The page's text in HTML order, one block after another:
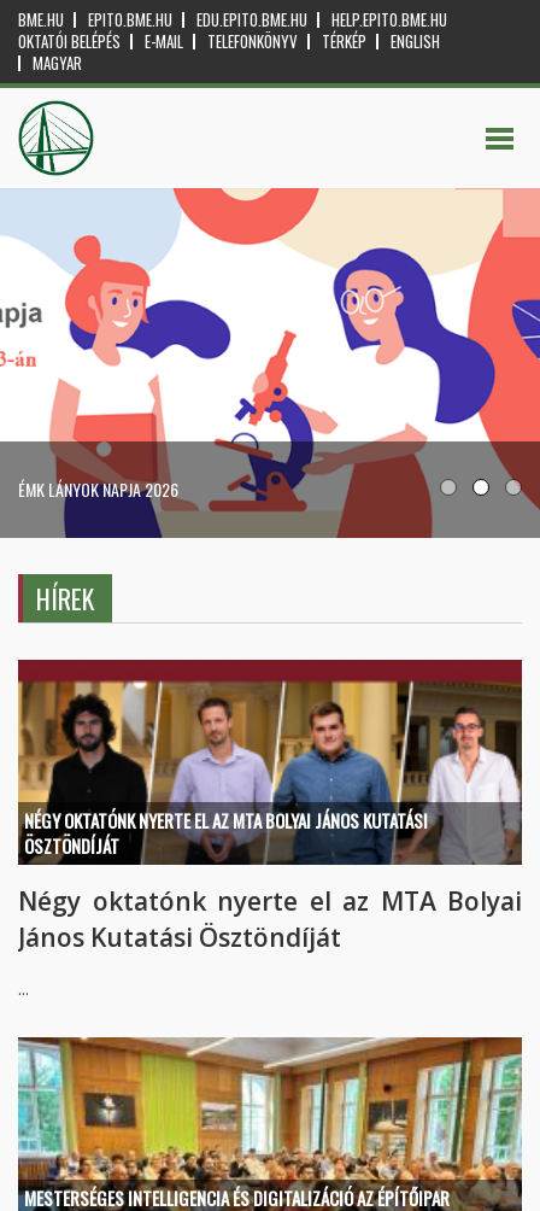
BME.HU EPITO.BME.HU EDU.EPITO.BME.HU
HELP.EPITO.BME.HU
OKTATÓI BELÉPÉS
E-MAIL TELEFONKÖNYV TÉRKÉP
ENGLISH
MAGYAR
ÉMK LÁNYOK NAPJA 2026 1 2
HÍREK
NÉGY OKTATÓNK NYERTE EL AZ MTA BOLYAI JÁNOS KUTATÁSI
ÖSZTÖNDÍJÁT
Négy oktatónk nyerte el az MTA Bolyai
János Kutatási Ösztöndíját
...
MESTERSÉGES INTELLIGENCIA ÉS DIGITALIZÁCIÓ AZ ÉPÍTŐIPAR